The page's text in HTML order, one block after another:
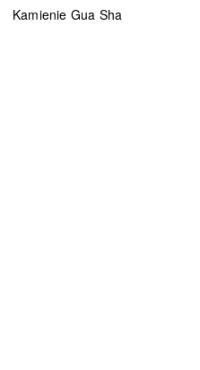
Kamienie Gua Sha